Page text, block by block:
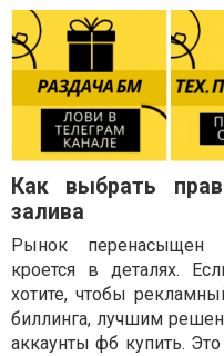
Как выбрать
залива
Рынок перенасыщен
кроется в деталях.
хотите, чтобы
биллинга, лучшим
аккаунты фб купить.